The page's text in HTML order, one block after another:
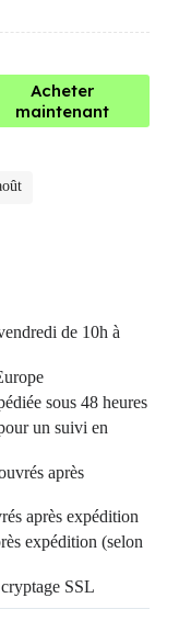
Acheter
maintenant
de 10h à
sous 48 heures
un suivi en
après
après expédition
expédition (selon
SSL